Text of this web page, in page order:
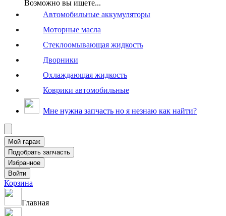
Возможно вы ищете...
Автомобильные аккумуляторы
Моторные масла
Стеклоомывающая жидкость
Дворники
Охлаждающая жидкость
Коврики автомобильные
Мне нужна запчасть но я незнаю как найти?
Корзина
Главная